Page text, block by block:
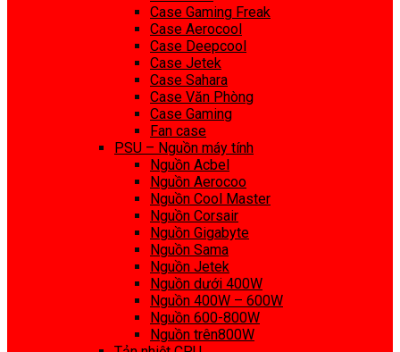
Case Gaming Freak
Case Aerocool
Case Deepcool
Case Jetek
Case Sahara
Case Văn Phòng
Case Gaming
Fan case
PSU – Nguồn máy tính
Nguồn Acbel
Nguồn Aerocoo
Nguồn Cool Master
Nguồn Corsair
Nguồn Gigabyte
Nguồn Sama
Nguồn Jetek
Nguồn dưới 400W
Nguồn 400W – 600W
Nguồn 600-800W
Nguồn trên800W